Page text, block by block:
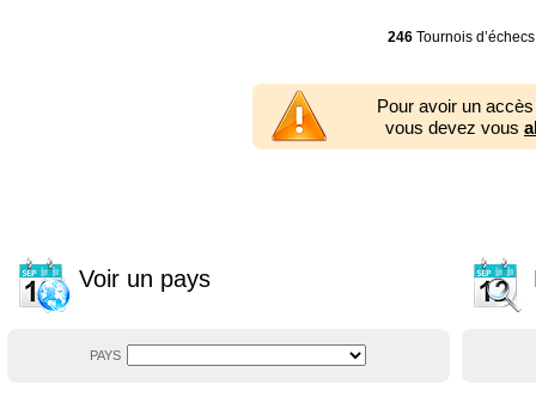
246 Tournois d’échecs
Pour avoir un
vous devez vous
Voir un pays
PAYS